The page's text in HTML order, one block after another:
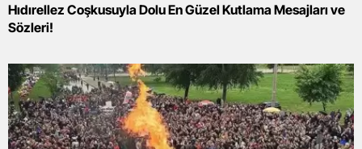
Hıdırellez Coşkusuyla Dolu En Güzel Kutlama Mesajları ve
Sözleri!